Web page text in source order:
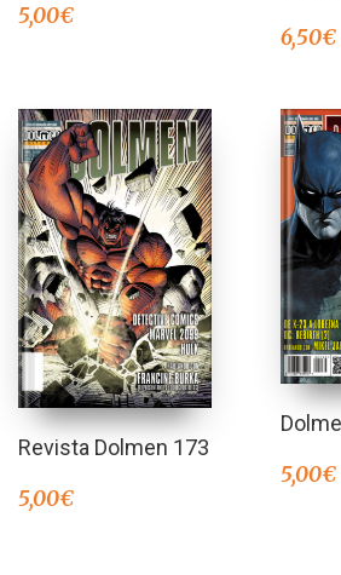
5,00€
6,50€
Revista Dolmen 173
5,00€
5,00€